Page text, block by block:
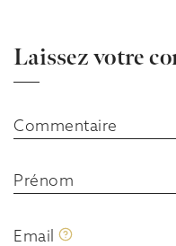
Laissez votre
Commentaire
Prénom
Email